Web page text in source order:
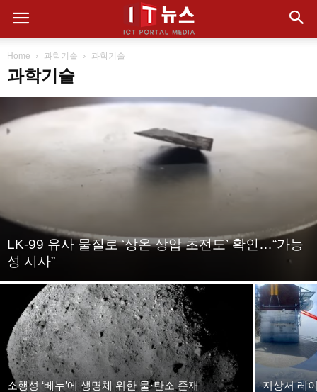
Home 과학기술 과학기술
과학기술
LK-99 유사 물질로 ‘상온 상압 초전도’ 확인…“가능
성 시사”
소행성 ‘베누’에 생명체 위한 물·탄소 존재 지상서 레